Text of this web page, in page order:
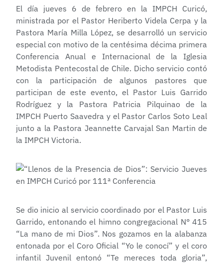
El día jueves 6 de febrero en la IMPCH Curicó,
ministrada por el Pastor Heriberto Videla Cerpa y la
Pastora María Milla López, se desarrolló un servicio
especial con motivo de la centésima décima primera
Conferencia Anual e Internacional de la Iglesia
Metodista Pentecostal de Chile. Dicho servicio contó
con la participación de algunos pastores que
participan de este evento, el Pastor Luis Garrido
Rodríguez y la Pastora Patricia Pilquinao de la
IMPCH Puerto Saavedra y el Pastor Carlos Soto Leal
junto a la Pastora Jeannette Carvajal San Martin de
la IMPCH Victoria.
Se dio inicio al servicio coordinado por el Pastor Luis
Garrido, entonando el himno congregacional N° 415
“La mano de mi Dios”. Nos gozamos en la alabanza
entonada por el Coro Oficial “Yo le conocí” y el coro
infantil Juvenil entonó “Te mereces toda gloria”,